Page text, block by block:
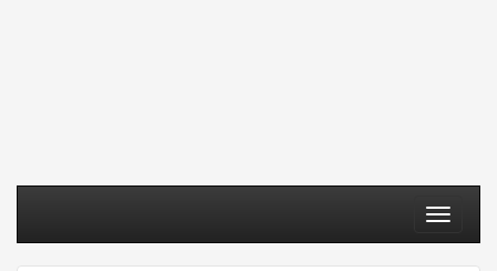
Toggle